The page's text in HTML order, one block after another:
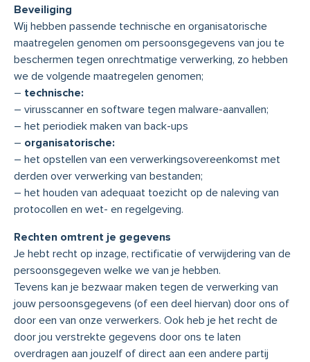
Beveiliging
Wij hebben passende technische en organisatorische
maatregelen genomen om persoonsgegevens van jou te
beschermen tegen onrechtmatige verwerking, zo hebben
we de volgende maatregelen genomen;
– technische:
– virusscanner en software tegen malware-aanvallen;
– het periodiek maken van back-ups
– organisatorische:
– het opstellen van een verwerkingsovereenkomst met
derden over verwerking van bestanden;
– het houden van adequaat toezicht op de naleving van
protocollen en wet- en regelgeving.
Rechten omtrent je gegevens
Je hebt recht op inzage, rectificatie of verwijdering van de
persoonsgegeven welke we van je hebben.
Tevens kan je bezwaar maken tegen de verwerking van
jouw persoonsgegevens (of een deel hiervan) door ons of
door een van onze verwerkers. Ook heb je het recht de
door jou verstrekte gegevens door ons te laten
overdragen aan jouzelf of direct aan een andere partij